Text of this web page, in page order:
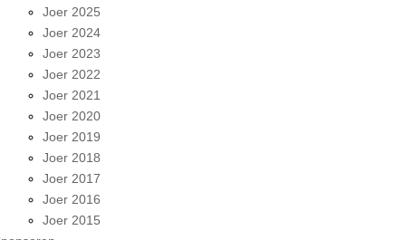
Joer 2025
Joer 2024
Joer 2023
Joer 2022
Joer 2021
Joer 2020
Joer 2019
Joer 2018
Joer 2017
Joer 2016
Joer 2015